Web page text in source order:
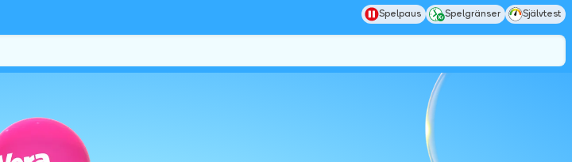
Spelpaus Spelgränser Självtest